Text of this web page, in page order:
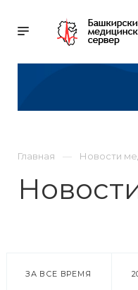
Главная Новости
ЗА ВСЕ ВРЕМЯ